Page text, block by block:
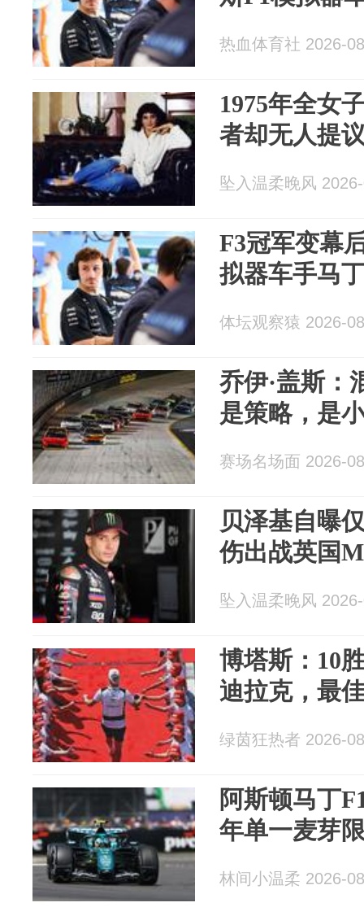
热血体育社 2026-
1975年全女
者却无人提
坠入温柔晚风
F3冠军变幕
拟器车手马
体坛观察猿 2026-
乔伊·盖斯：
是策略，是
赛场名场面 2026-
贝泽基自曝
伤出战英国
坠入温柔晚风
博塔斯：10
迪拉克，最
绿茵狂热者 2026-
阿斯顿马丁
年单一麦芽
林间小温柔 2026-